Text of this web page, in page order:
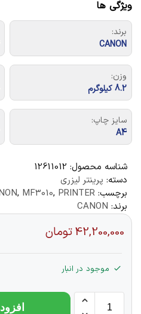
ویژگی ها
برند:
CANON
وزن:
8.2 کیلوگرم
سایز چاپ:
A4
شناسه محصول: 12611012
دسته: پرینتر لیزری
برچسب:
, MF3010, PRINTER
برند: CANON
42,200,000تومان
موجود در انبار